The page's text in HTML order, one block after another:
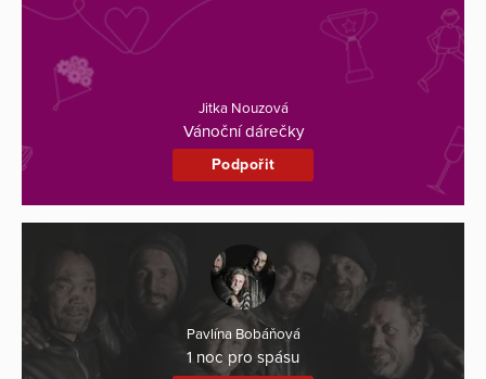
Jitka Nouzová
Vánoční dárečky
Podpořit
Pavlína Bobáňová
1 noc pro spásu